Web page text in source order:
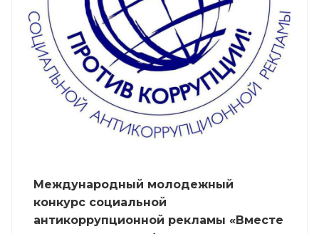
Международный молодежный
конкурс социальной
антикоррупционной рекламы «Вместе